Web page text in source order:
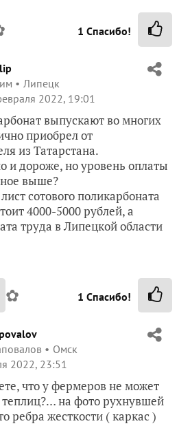
1 Спасибо!
Липецк
2022, 19:01
выпускают во многих
приобрел от
из Татарстана.
и дороже, но уровень оплаты
выше?
сотового поликарбоната
4000-5000 рублей, а
труда в Липецкой области
✿ 1 Спасибо!
Омск
2022, 23:51
что у фермеров не может
на фото рухнувшей
ребра жесткости ( каркас )